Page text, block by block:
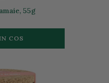
55g
COS